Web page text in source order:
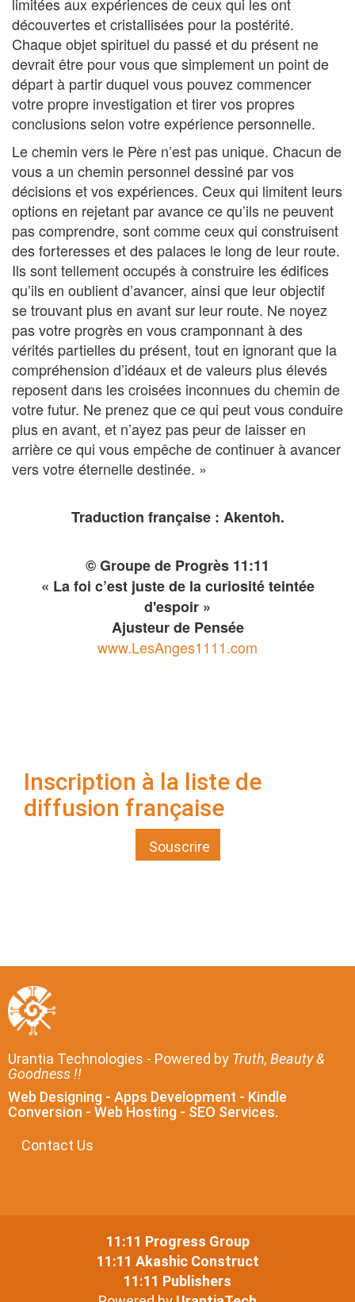
découvertes et cristallisées pour la postérité.
Chaque objet spirituel du passé et du présent ne
devrait être pour vous que simplement un point de
départ à partir duquel vous pouvez commencer
votre propre investigation et tirer vos propres
conclusions selon votre expérience personnelle.
Le chemin vers le Père n’est pas unique. Chacun de
vous a un chemin personnel dessiné par vos
décisions et vos expériences. Ceux qui limitent leurs
options en rejetant par avance ce qu’ils ne peuvent
pas comprendre, sont comme ceux qui construisent
des forteresses et des palaces le long de leur route.
Ils sont tellement occupés à construire les édifices
qu’ils en oublient d’avancer, ainsi que leur objectif
se trouvant plus en avant sur leur route. Ne noyez
pas votre progrès en vous cramponnant à des
vérités partielles du présent, tout en ignorant que la
compréhension d’idéaux et de valeurs plus élevés
reposent dans les croisées inconnues du chemin de
votre futur. Ne prenez que ce qui peut vous conduire
plus en avant, et n’ayez pas peur de laisser en
arrière ce qui vous empêche de continuer à avancer
vers votre éternelle destinée. »
Traduction française : Akentoh.
© Groupe de Progrès 11:11
« La foi c’est juste de la curiosité teintée
d'espoir »
Ajusteur de Pensée
www.LesAnges1111.com
Inscription à la liste de
diffusion française
Souscrire
Urantia Technologies - Powered by Truth, Beauty &
Goodness !!
Web Designing - Apps Development - Kindle
Conversion - Web Hosting - SEO Services.
Contact Us
11:11 Progress Group
11:11 Akashic Construct
11:11 Publishers